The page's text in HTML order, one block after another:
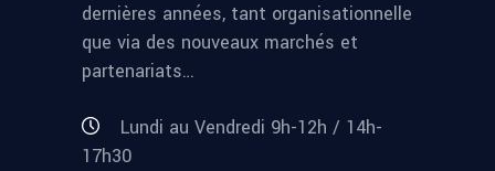
dernières années, tant organisationnelle
que via des nouveaux marchés et
partenariats…
Lundi au Vendredi 9h-12h / 14h-
17h30